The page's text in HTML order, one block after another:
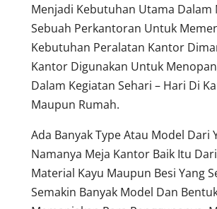
Menjadi Kebutuhan Utama Dalam
Sebuah Perkantoran Untuk
Kebutuhan Peralatan Kantor
Kantor Digunakan Untuk
Dalam Kegiatan Sehari – Hari Di
Maupun Rumah.
Ada Banyak Type Atau Model Dari
Namanya Meja Kantor Baik Itu
Material Kayu Maupun Besi Yang
Semakin Banyak Model Dan